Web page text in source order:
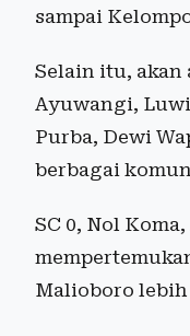
sampai
Selain itu, akan
Ayuwangi,
Purba, Dewi
berbagai
SC 0, Nol
Malioboro lebih